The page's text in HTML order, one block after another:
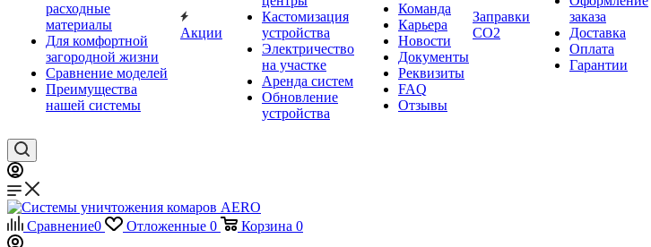
расходные
материалы
Для комфортной
загородной жизни
Сравнение моделей
Преимущества
нашей системы
Акции
Кастомизация
устройства
Электричество
на участке
Аренда систем
Обновление
устройства
Команда
Карьера
Новости
Документы
Реквизиты
FAQ
Отзывы
Заправки
CO2
заказа
Доставка
Оплата
Гарантии
Сравнение0 Отложенные 0 Корзина 0